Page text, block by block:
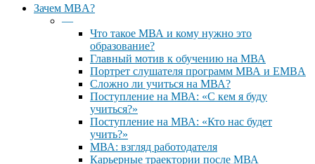
Close
Зачем MBA?
—
Что такое МВА и кому нужно это
образование?
Главный мотив к обучению на МВА
Портрет слушателя программ МВА и EMBA
Сложно ли учиться на МВА?
Поступление на МВА: «С кем я буду
учиться?»
Поступление на МВА: «Кто нас будет
учить?»
МВА: взгляд работодателя
Карьерные траектории после МВА